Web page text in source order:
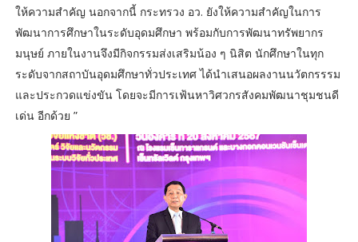
ให้ความสำคัญ นอกจากนี้ กระทรวง อว. ยังให้ความสำคัญในการ
พัฒนาการศึกษาในระดับอุดมศึกษา พร้อมกับการพัฒนาทรัพยากร
มนุษย์ ภายในงานจึงมีกิจกรรมส่งเสริมน้อง ๆ นิสิต นักศึกษาในทุก
ระดับจากสถาบันอุดมศึกษาทั่วประเทศ ได้นำเสนอผลงานนวัตกรรรม
และประกวดแข่งขัน โดยจะมีการเฟ้นหาวิศวกรสังคมพัฒนาชุมชนดี
เด่น อีกด้วย ”